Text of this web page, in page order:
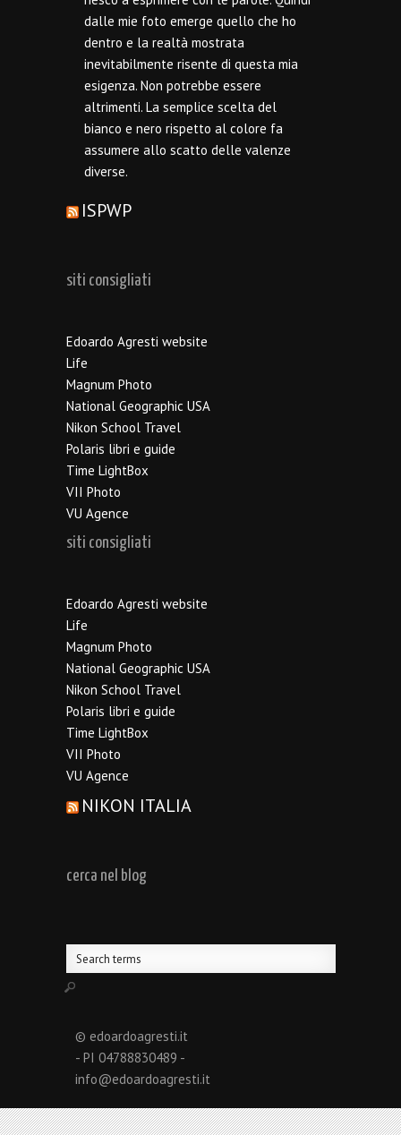
dalle mie foto emerge quello che ho
dentro e la realtà mostrata
inevitabilmente risente di questa mia
esigenza. Non potrebbe essere
altrimenti. La semplice scelta del
bianco e nero rispetto al colore fa
assumere allo scatto delle valenze
diverse.
ISPWP
siti consigliati
Edoardo Agresti website
Life
Magnum Photo
National Geographic USA
Nikon School Travel
Polaris libri e guide
Time LightBox
VII Photo
VU Agence
siti consigliati
Edoardo Agresti website
Life
Magnum Photo
National Geographic USA
Nikon School Travel
Polaris libri e guide
Time LightBox
VII Photo
VU Agence
NIKON ITALIA
cerca nel blog
© edoardoagresti.it
- PI 04788830489 -
info@edoardoagresti.it